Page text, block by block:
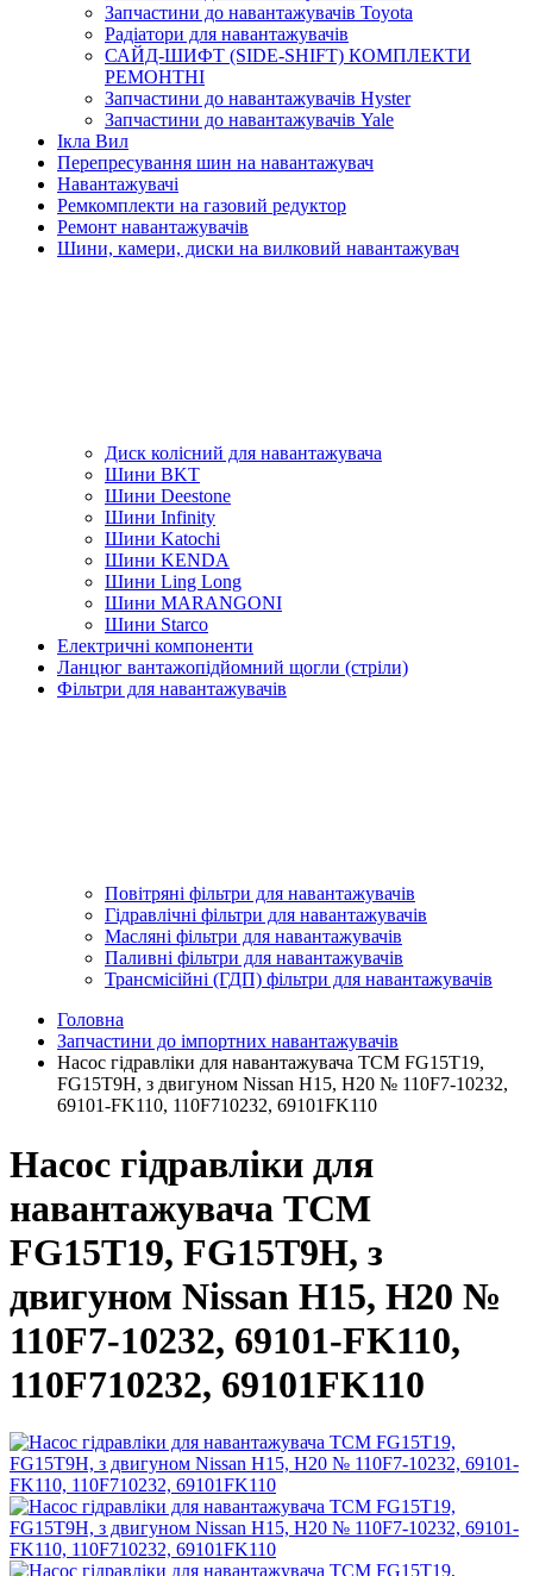
Запчастини до навантажувачів Toyota
Радіатори для навантажувачів
САЙД-ШИФТ (SIDE-SHIFT) КОМПЛЕКТИ
РЕМОНТНІ
Запчастини до навантажувачів Hyster
Запчастини до навантажувачів Yale
Ікла Вил
Перепресування шин на навантажувач
Навантажувачі
Ремкомплекти на газовий редуктор
Ремонт навантажувачів
Шини, камери, диски на вилковий навантажувач
Диск колісний для навантажувача
Шини BKT
Шини Deestone
Шини Infinity
Шини Katochi
Шини KENDA
Шини Ling Long
Шини MARANGONI
Шини Starco
Електричні компоненти
Ланцюг вантажопідйомний щогли (стріли)
Фільтри для навантажувачів
Повітряні фільтри для навантажувачів
Гідравлічні фільтри для навантажувачів
Масляні фільтри для навантажувачів
Паливні фільтри для навантажувачів
Трансмісійні (ГДП) фільтри для навантажувачів
Головна
Запчастини до імпортних навантажувачів
Насос гідравліки для навантажувача TCM FG15T19,
FG15T9H, з двигуном Nissan H15, H20 № 110F7-10232,
69101-FK110, 110F710232, 69101FK110
Насос гідравліки для
навантажувача TCM
FG15T19, FG15T9H, з
двигуном Nissan H15, H20 №
110F7-10232, 69101-FK110,
110F710232, 69101FK110